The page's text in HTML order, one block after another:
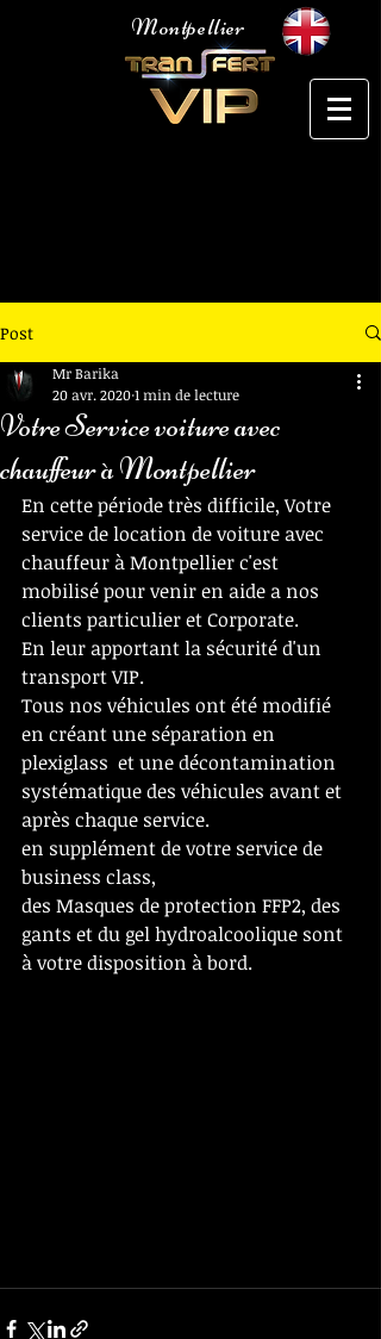
Montpellier
Post
Votre Service voiture avec
chauffeur à Montpellier
Mr Barika
20 avr. 20201 min de lecture
En cette période très difficile, Votre
service de location de voiture avec
chauffeur à Montpellier c'est
mobilisé pour venir en aide a nos
clients particulier et Corporate.
En leur apportant la sécurité d'un
transport VIP.
Tous nos véhicules ont été modifié
en créant une séparation en
plexiglass  et une décontamination
systématique des véhicules avant et
après chaque service.
en supplément de votre service de
business class,
des Masques de protection FFP2, des
gants et du gel hydroalcoolique sont
à votre disposition à bord.